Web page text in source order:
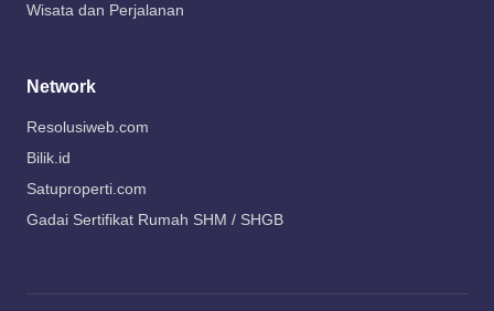
Wisata dan Perjalanan
Network
Resolusiweb.com
Bilik.id
Satuproperti.com
Gadai Sertifikat Rumah SHM / SHGB